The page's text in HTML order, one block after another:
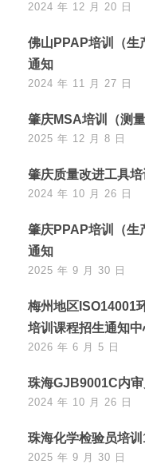
2024 年 12 月 20 日
佛山PPAP培训（生
通知
2024 年 11 月 27 日
肇庆MSA培训（测
2025 年 12 月 8 日
肇庆质量改进工具
2024 年 10 月 26 日
肇庆PPAP培训（生
通知
2025 年 9 月 30 日
梅州地区ISO14001
培训课程招生通知中
2026 年 6 月 5 日
珠海GJB9001C内
2024 年 10 月 26 日
珠海化学检验员培
2025 年 9 月 30 日